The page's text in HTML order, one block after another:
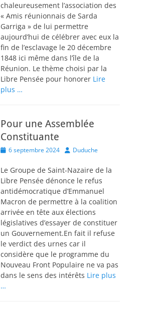
chaleureusement l’association des
« Amis réunionnais de Sarda
Garriga » de lui permettre
aujourd’hui de célébrer avec eux la
fin de l’esclavage le 20 décembre
1848 ici même dans l’île de la
Réunion. Le thème choisi par la
Libre Pensée pour honorer Lire
plus …
Pour une Assemblée
Constituante
Posted
6 septembre 2024 AuthorDuduche
Le Groupe de Saint-Nazaire de la
Libre Pensée dénonce le refus
antidémocratique d’Emmanuel
Macron de permettre à la coalition
arrivée en tête aux élections
législatives d’essayer de constituer
un Gouvernement.En fait il refuse
le verdict des urnes car il
considère que le programme du
Nouveau Front Populaire ne va pas
dans le sens des intérêts Lire plus
…